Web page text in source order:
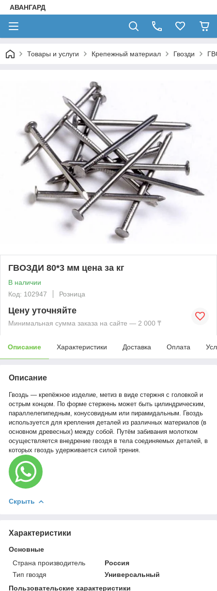
АВАНГАРД
Товары и услуги Крепежный материал Гвозди
ГВОЗДИ 80*3 мм цена за кг
В наличии
Код: 102947
Розница
Цену уточняйте
Минимальная сумма заказа на сайте — 2 000 ₸
Описание Характеристики Доставка Оплата
Описание
Гвоздь — крепёжное изделие, метиз в виде стержня с головкой и
острым концом. По форме стержень может быть цилиндрическим,
параллелепипедным, конусовидным или пирамидальным. Гвоздь
используется для крепления деталей из различных материалов (в
основном древесных) между собой. Путём забивания молотком
осуществляется внедрение гвоздя в тела соединяемых деталей, в
которых гвоздь удерживается силой трения.
Скрыть
Характеристики
Основные
Страна производитель
Россия
Тип гвоздя
Универсальный
Пользовательские характеристики